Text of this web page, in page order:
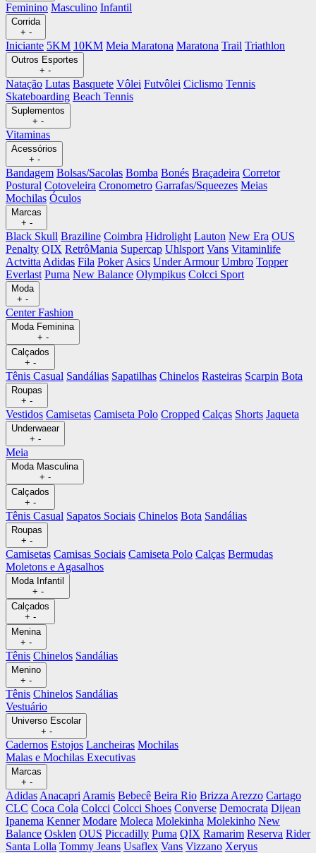
Feminino Masculino Infantil
Corrida
+ -
Iniciante 5KM 10KM Meia Maratona Maratona Trail Triathlon
Outros Esportes
+ -
Natação Lutas Basquete Vôlei Futvôlei Ciclismo Tennis
Skateboarding Beach Tennis
Suplementos
+ -
Vitaminas
Acessórios
+ -
Bandagem Bolsas/Sacolas Bomba Bonés Braçadeira Corretor
Postural Cotoveleira Cronometro Garrafas/Squeezes Meias
Mochilas Óculos
Marcas
+ -
Black Skull Braziline Coimbra Hidrolight Lauton New Era OUS
Penalty QIX RetrôMania Supercap Uhlsport Vans Vitaminlife
Actvitta Adidas Fila Poker Asics Under Armour Umbro Topper
Everlast Puma New Balance Olympikus Colcci Sport
Moda
+ -
Center Fashion
Moda Feminina
+ -
Calçados
+ -
Tênis Casual Sandálias Sapatilhas Chinelos Rasteiras Scarpin Bota
Roupas
+ -
Vestidos Camisetas Camiseta Polo Cropped Calças Shorts Jaqueta
Underwaear
+ -
Meia
Moda Masculina
+ -
Calçados
+ -
Tênis Casual Sapatos Sociais Chinelos Bota Sandálias
Roupas
+ -
Camisetas Camisas Sociais Camiseta Polo Calças Bermudas
Moletons e Agasalhos
Moda Infantil
+ -
Calçados
+ -
Menina
+ -
Tênis Chinelos Sandálias
Menino
+ -
Tênis Chinelos Sandálias
Vestuário
Universo Escolar
+ -
Cadernos Estojos Lancheiras Mochilas
Malas e Mochilas Executivas
Marcas
+ -
Adidas Anacapri Aramis Bebecê Beira Rio Brizza Arezzo Cartago
CLC Coca Cola Colcci Colcci Shoes Converse Democrata Dijean
Ipanema Kenner Modare Moleca Molekinha Molekinho New
Balance Osklen OUS Piccadilly Puma QIX Ramarim Reserva Rider
Santa Lolla Tommy Jeans Usaflex Vans Vizzano Xeryus